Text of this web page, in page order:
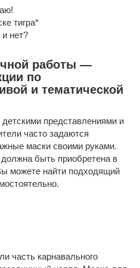
тигра*
нет?
работы —
по
и тематической
представлениями и
часто задаются
маски своими руками.
быть приобретена в
можете найти подходящий
часть карнавального